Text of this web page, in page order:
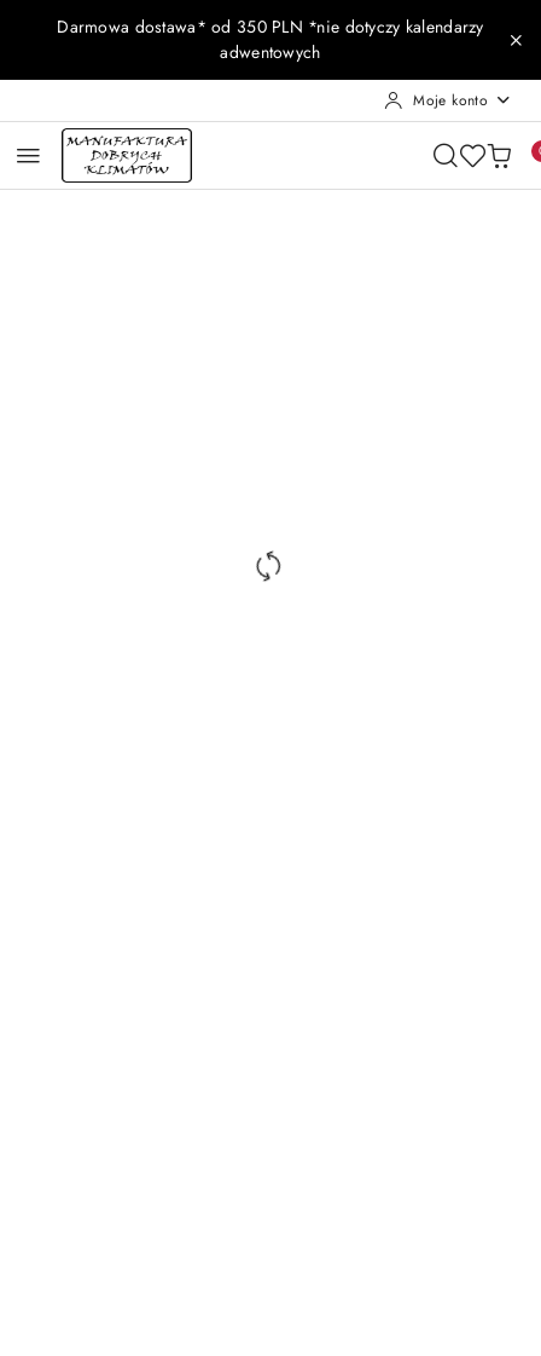
Przejdź do treści głównej
Przejdź do wyszukiwarki
Przejdź do moje konto
Przejdź do menu głównego
Przejdź do opisu produktu
Przejdź do stopki
Darmowa dostawa* od 350 PLN *nie dotyczy kalendarzy
adwentowych
Moje konto